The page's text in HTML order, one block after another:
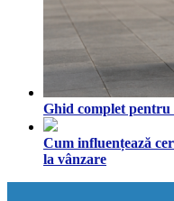
Ghid complet pentru
Cum influențează
la vânzare